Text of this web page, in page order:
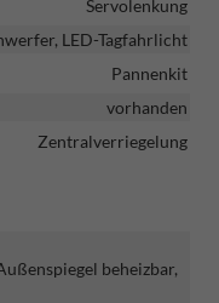
Servolenkung
LED-Tagfahrlicht
Pannenkit
vorhanden
Zentralverriegelung
beheizbar,